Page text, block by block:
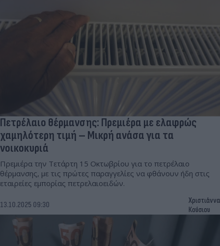
Πετρέλαιο θέρμανσης: Πρεμιέρα με ελαφρώς
χαμηλότερη τιμή – Μικρή ανάσα για τα
νοικοκυριά
Πρεμιέρα την Τετάρτη 15 Οκτωβρίου για το πετρέλαιο
θέρμανσης, με τις πρώτες παραγγελίες να φθάνουν ήδη στις
εταιρείες εμπορίας πετρελαιοειδών.
13.10.2025 09:30
Χριστιάννα
Κούσιου